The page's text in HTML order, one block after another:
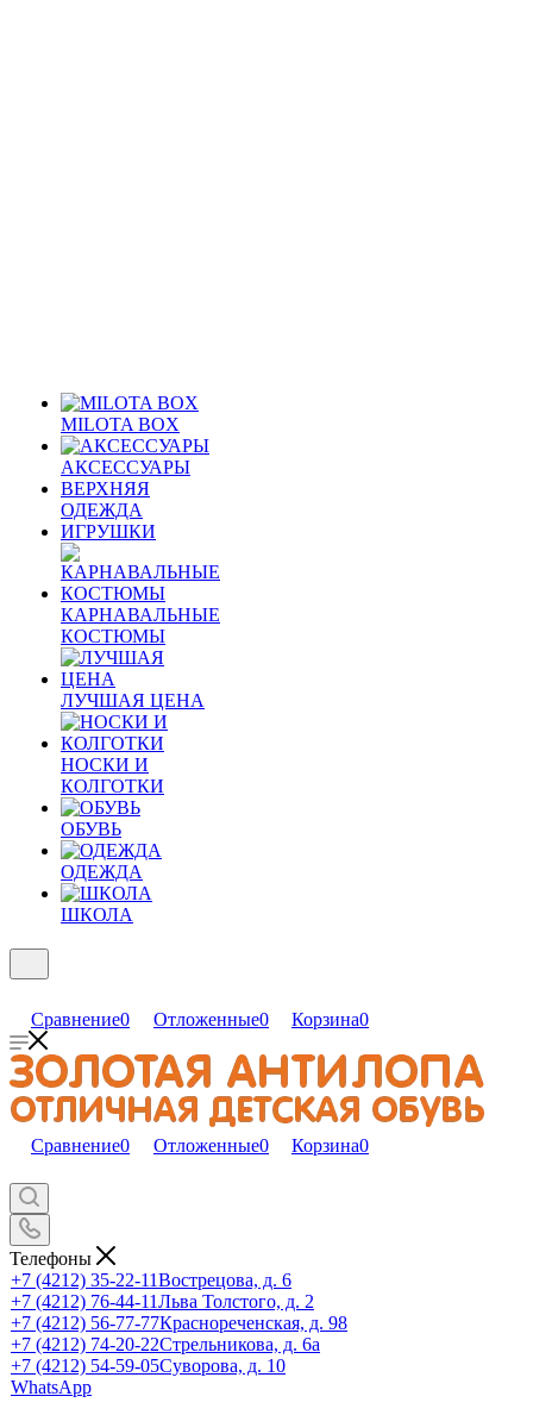
MILOTA BOX
АКСЕССУАРЫ
ВЕРХНЯЯ
ОДЕЖДА
ИГРУШКИ
КАРНАВАЛЬНЫЕ
КОСТЮМЫ
ЛУЧШАЯ ЦЕНА
НОСКИ И
КОЛГОТКИ
ОБУВЬ
ОДЕЖДА
ШКОЛА
Сравнение0 Отложенные0 Корзина0
Сравнение0 Отложенные0 Корзина0
Телефоны
+7 (4212) 35-22-11Вострецова, д. 6
+7 (4212) 76-44-11Льва Толстого, д. 2
+7 (4212) 56-77-77Краснореченская, д. 98
+7 (4212) 74-20-22Стрельникова, д. 6а
+7 (4212) 54-59-05Суворова, д. 10
WhatsApp